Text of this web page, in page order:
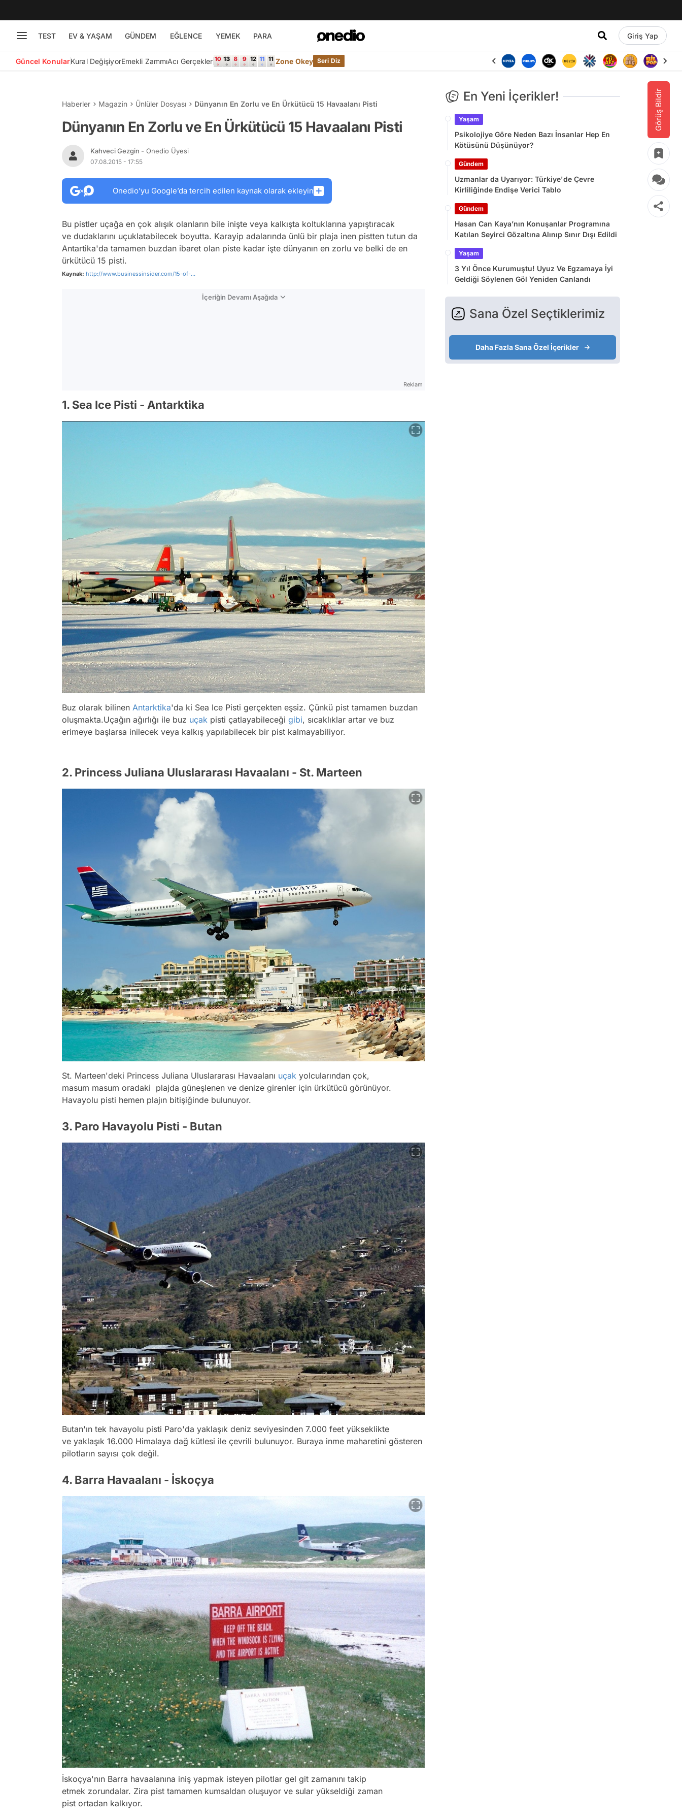
TEST EV & YAŞAM GÜNDEM EĞLENCE YEMEK PARA Giriş Yap
Güncel KonularKural DeğişiyorEmekli ZammıAcı Gerçekler Zone Okey Seri Diz
Görüş Bildir
Haberler Magazin Ünlüler Dosyası Dünyanın En Zorlu ve En Ürkütücü 15 Havaalanı Pisti
Dünyanın En Zorlu ve En Ürkütücü 15 Havaalanı Pisti
Kahveci Gezgin - Onedio Üyesi
07.08.2015 - 17:55
Onedio’yu Google’da tercih edilen kaynak olarak ekleyin
Bu pistler uçağa en çok alışık olanların bile inişte veya kalkışta koltuklarına yapıştıracak
ve dudaklarını uçuklatabilecek boyutta. Karayip adalarında ünlü bir plaja inen pistten tutun da
Antartika'da tamamen buzdan ibaret olan piste kadar işte dünyanın en zorlu ve belki de en
ürkütücü 15 pisti.
Kaynak: http://www.businessinsider.com/15-of-...
İçeriğin Devamı Aşağıda
Reklam
1. Sea Ice Pisti - Antarktika
Buz olarak bilinen Antarktika'da ki Sea Ice Pisti gerçekten eşsiz. Çünkü pist tamamen buzdan
oluşmakta.Uçağın ağırlığı ile buz uçak pisti çatlayabileceği gibi, sıcaklıklar artar ve buz
erimeye başlarsa inilecek veya kalkış yapılabilecek bir pist kalmayabiliyor.
2. Princess Juliana Uluslararası Havaalanı - St. Marteen
St. Marteen'deki Princess Juliana Uluslararası Havaalanı uçak yolcularından çok,
masum masum oradaki plajda güneşlenen ve denize girenler için ürkütücü görünüyor.
Havayolu pisti hemen plajın bitişiğinde bulunuyor.
3. Paro Havayolu Pisti - Butan
Butan'ın tek havayolu pisti Paro'da yaklaşık deniz seviyesinden 7.000 feet yükseklikte
ve yaklaşık 16.000 Himalaya dağ kütlesi ile çevrili bulunuyor. Buraya inme maharetini gösteren
pilotların sayısı çok değil.
4. Barra Havaalanı - İskoçya
İskoçya'nın Barra havaalanına iniş yapmak isteyen pilotlar gel git zamanını takip
etmek zorundalar. Zira pist tamamen kumsaldan oluşuyor ve sular yükseldiği zaman
pist ortadan kalkıyor.
En Yeni İçerikler!
Yaşam
Psikolojiye Göre Neden Bazı İnsanlar Hep En
Kötüsünü Düşünüyor?
Gündem
Uzmanlar da Uyarıyor: Türkiye'de Çevre
Kirliliğinde Endişe Verici Tablo
Gündem
Hasan Can Kaya’nın Konuşanlar Programına
Katılan Seyirci Gözaltına Alınıp Sınır Dışı Edildi
Yaşam
3 Yıl Önce Kurumuştu! Uyuz Ve Egzamaya İyi
Geldiği Söylenen Göl Yeniden Canlandı
Sana Özel Seçtiklerimiz
Daha Fazla Sana Özel İçerikler